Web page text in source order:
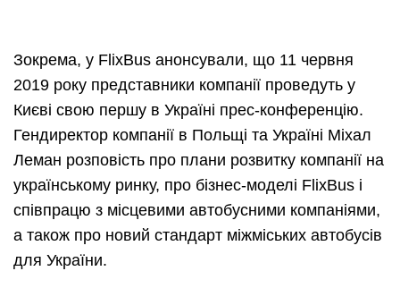
Зокрема, у FlixBus анонсували, що 11 червня
2019 року представники компанії проведуть у
Києві свою першу в Україні прес-конференцію.
Гендиректор компанії в Польщі та Україні Міхал
Леман розповість про плани розвитку компанії на
українському ринку, про бізнес-моделі FlixBus і
співпрацю з місцевими автобусними компаніями,
а також про новий стандарт міжміських автобусів
для України.